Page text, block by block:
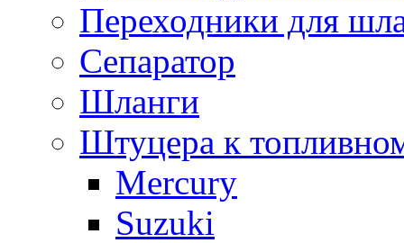
Переходники для
Сепаратор
Шланги
Штуцера к
Mercury
Suzuki